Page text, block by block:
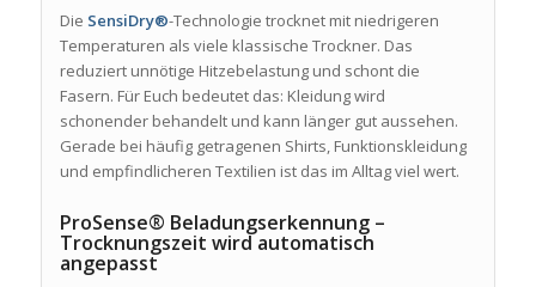
Die SensiDry®-Technologie trocknet mit niedrigeren
Temperaturen als viele klassische Trockner. Das
reduziert unnötige Hitzebelastung und schont die
Fasern. Für Euch bedeutet das: Kleidung wird
schonender behandelt und kann länger gut aussehen.
Gerade bei häufig getragenen Shirts, Funktionskleidung
und empfindlicheren Textilien ist das im Alltag viel wert.
ProSense® Beladungserkennung –
Trocknungszeit wird automatisch
angepasst